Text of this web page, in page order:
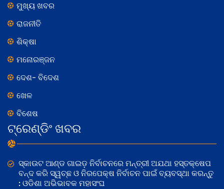
ମୁଖ୍ୟ ଖବର
ରାଜନୀତି
ଶିକ୍ଷା
ମନୋରଞ୍ଜନ
ଦେଶ- ବିଦେଶ
ଖେଳ
ବିଶେଷ
ଟ୍ରେଣ୍ଡିଂ ଖବର
ସ୍କାଉଟ ଆଣ୍ଡ ଗାଇଡ଼ ନିର୍ବାଚନରେ ମନ୍ତ୍ରୀ ଅଯଥା ହସ୍ତକ୍ଷେପ
ବନ୍ଦ କରି ସ୍ୱଚ୍ଛ ଓ ନିରପେକ୍ଷ ନିର୍ବାଚନ ପାଇଁ ବ୍ୟବସ୍ଥା କରନ୍ତୁ
: ଓଡିଶା ଅଭିଭାବକ ମହାସଂଘ